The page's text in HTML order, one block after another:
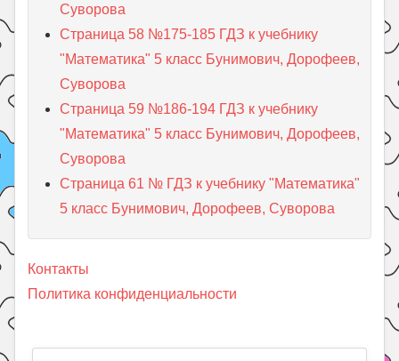
Суворова
Страница 58 №175-185 ГДЗ к учебнику
"Математика" 5 класс Бунимович, Дорофеев,
Суворова
Страница 59 №186-194 ГДЗ к учебнику
"Математика" 5 класс Бунимович, Дорофеев,
Суворова
Страница 61 № ГДЗ к учебнику "Математика"
5 класс Бунимович, Дорофеев, Суворова
Контакты
Политика конфиденциальности